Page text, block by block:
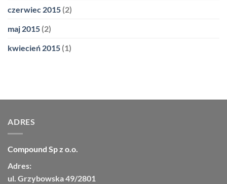
czerwiec 2015 (2)
maj 2015 (2)
kwiecień 2015 (1)
ADRES
Compound Sp z o.o.
Adres:
ul. Grzybowska 49/2801